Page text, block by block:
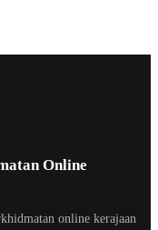
Online
online kerajaan